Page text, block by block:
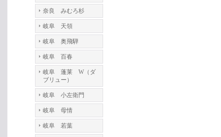
奈良 みむろ杉
岐阜 天領
岐阜 奥飛騨
岐阜 百春
岐阜 蓬莱 W（ダ
ブリュー）
岐阜 小左衛門
岐阜 母情
岐阜 若葉